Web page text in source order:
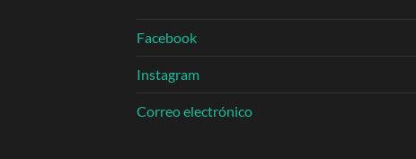
Facebook
Instagram
Correo electrónico